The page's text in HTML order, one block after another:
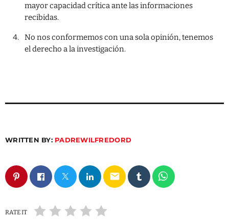
mayor capacidad crítica ante las informaciones
recibidas.
No nos conformemos con una sola opinión, tenemos
el derecho a la investigación.
WRITTEN BY: PADREWILFREDORD
email
RATE IT